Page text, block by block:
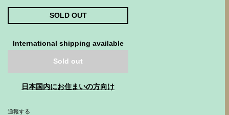
SOLD OUT
International shipping available
Sold out
日本国内にお住まいの方向け
通報する